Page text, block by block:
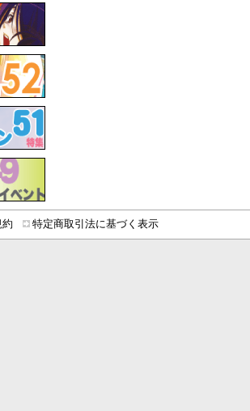
特定商取引法に基づく表示